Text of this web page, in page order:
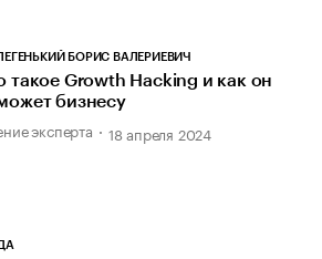
БОРИС ВАЛЕРИЕВИЧ
такое Growth Hacking и как он
бизнесу
эксперта 18 апреля 2024